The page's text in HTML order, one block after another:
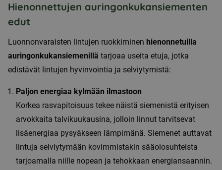
Hienonnettujen auringonkukansiementen
edut
Luonnonvaraisten lintujen ruokkiminen hienonnetuilla
auringonkukansiemenillä tarjoaa useita etuja, jotka
edistävät lintujen hyvinvointia ja selviytymistä:
Paljon energiaa kylmään ilmastoon
Korkea rasvapitoisuus tekee näistä siemenistä erityisen
arvokkaita talvikuukausina, jolloin linnut tarvitsevat
lisäenergiaa pysyäkseen lämpimänä. Siemenet auttavat
lintuja selviytymään kovimmistakin sääolosuhteista
tarjoamalla niille nopean ja tehokkaan energiansaannin.